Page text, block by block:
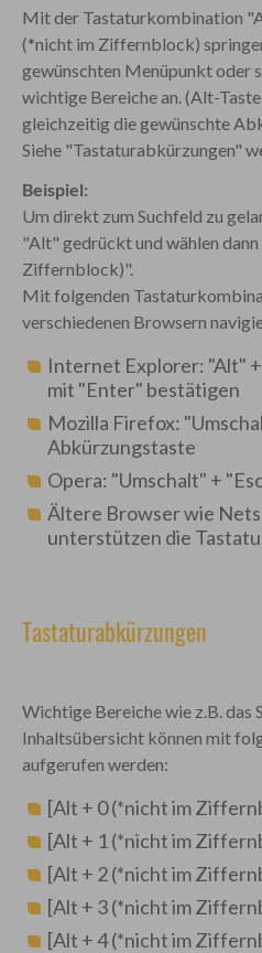
Mit der Tastaturkombination
(*nicht im Ziffernblock)
gewünschten Menüpunkt oder
wichtige Bereiche an. (Alt-
gleichzeitig die gewünschte
Siehe "Tastaturabkürzungen"
Beispiel:
Um direkt zum Suchfeld zu
"Alt" gedrückt und wählen
Ziffernblock)".
Mit folgenden
verschiedenen Browsern
Internet Explorer: "Alt"
mit "Enter" bestätigen
Mozilla Firefox:
Abkürzungstaste
Opera: "Umschalt" +
Ältere Browser wie
unterstützen die
Tastaturabkürzungen
Wichtige Bereiche wie z.B. das
Inhaltsübersicht können mit
aufgerufen werden:
[Alt + 0 (*nicht im
[Alt + 1 (*nicht im
[Alt + 2 (*nicht im
[Alt + 3 (*nicht im
[Alt + 4 (*nicht im